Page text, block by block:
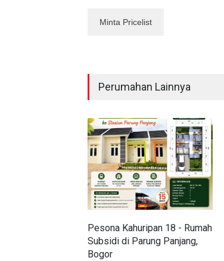
Perumahan Lainnya
Pesona Kahuripan 18 - Rumah
Subsidi di Parung Panjang,
Bogor